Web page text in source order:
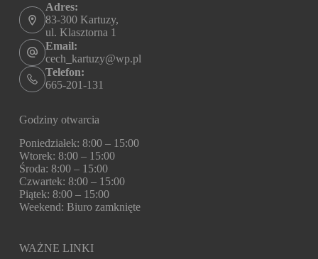
Adres:
83-300 Kartuzy,
ul. Klasztorna 1
Email:
cech_kartuzy@wp.pl
Telefon:
665-201-131
Godziny otwarcia
Poniedziałek: 8:00 – 15:00
Wtorek: 8:00 – 15:00
Środa: 8:00 – 15:00
Czwartek: 8:00 – 15:00
Piątek: 8:00 – 15:00
Weekend: Biuro zamknięte
WAŻNE LINKI